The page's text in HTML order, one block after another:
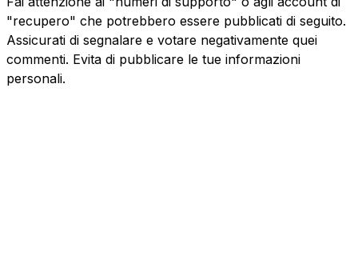
"recupero" che potrebbero essere pubblicati di seguito.
Assicurati di segnalare e votare negativamente quei
commenti. Evita di pubblicare le tue informazioni
personali.